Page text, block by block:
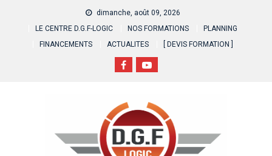
dimanche, août 09, 2026
LE CENTRE D.G.F-LOGIC
NOS FORMATIONS
PLANNING
FINANCEMENTS
ACTUALITES [ DEVIS FORMATION ]